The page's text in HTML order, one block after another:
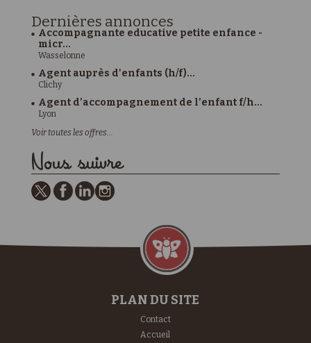
Dernières annonces
Accompagnante educative petite enfance -
micr...
Wasselonne
Agent auprès d'enfants (h/f)...
Clichy
Agent d’accompagnement de l’enfant f/h...
Lyon
Voir toutes les offres...
Nous suivre
PLAN DU SITE
Contact
Accueil